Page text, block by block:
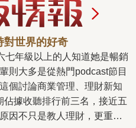
對世界的好奇
則大多是從熱門podcast節目
個討論商業管理、理財新知
據收聽排行前三名，接近五
因不只是教人理財，更重要